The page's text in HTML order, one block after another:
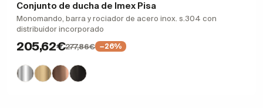
Conjunto de ducha de Imex Pisa
Monomando, barra y rociador de acero inox. s.304 con
distribuidor incorporado
205,62€277,86€ −26%